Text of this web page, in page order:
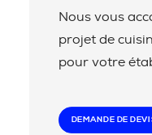
Nous vous
projet de
pour votre
DEMANDE DE